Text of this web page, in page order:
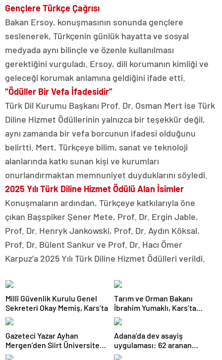
Gençlere Türkçe Çağrısı
Bakan Ersoy, konuşmasının sonunda gençlere
seslenerek, Türkçenin günlük hayatta ve sosyal
medyada aynı bilinçle ve özenle kullanılması
gerektiğini vurguladı. Ersoy, dili korumanın kimliği ve
geleceği korumak anlamına geldiğini ifade etti.
“Ödüller Bir Vefa İfadesidir”
Türk Dil Kurumu Başkanı Prof. Dr. Osman Mert ise Türk
Diline Hizmet Ödüllerinin yalnızca bir teşekkür değil,
aynı zamanda bir vefa borcunun ifadesi olduğunu
belirtti. Mert, Türkçeye bilim, sanat ve teknoloji
alanlarında katkı sunan kişi ve kurumları
onurlandırmaktan memnuniyet duyduklarını söyledi.
2025 Yılı Türk Diline Hizmet Ödülü Alan İsimler
Konuşmaların ardından, Türkçeye katkılarıyla öne
çıkan Başspiker Şener Mete, Prof. Dr. Ergin Jable,
Prof. Dr. Henryk Jankowski, Prof. Dr. Aydın Köksal,
Prof. Dr. Bülent Sankur ve Prof. Dr. Hacı Ömer
Karpuz’a 2025 Yılı Türk Diline Hizmet Ödülleri verildi.
Millî Güvenlik Kurulu Genel
Sekreteri Okay Memiş, Kars’ta
Tarım ve Orman Bakanı
İbrahim Yumaklı, Kars’ta
Esnafla Buluştu
Gazeteci Yazar Ayhan
Mergen’den Siirt Üniversitesi
Rektörü Prof. Dr. Nihat
Adana’da dev asayiş
uygulaması: 62 aranan
şüpheli yakalandı